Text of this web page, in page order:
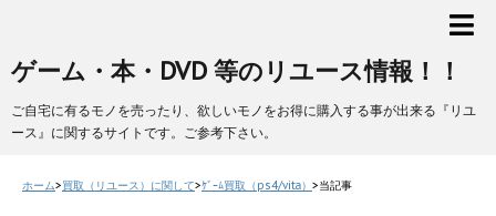
ゲーム・本・DVD 等のリユース情報！！
ご自宅に有るモノを売ったり、欲しいモノをお得に購入する事が出来る『リユ
ース』に関するサイトです。ご参考下さい。
ホーム>買取（リユース）に関して>ｹﾞｰﾑ買取（ps4/vita） >当記事